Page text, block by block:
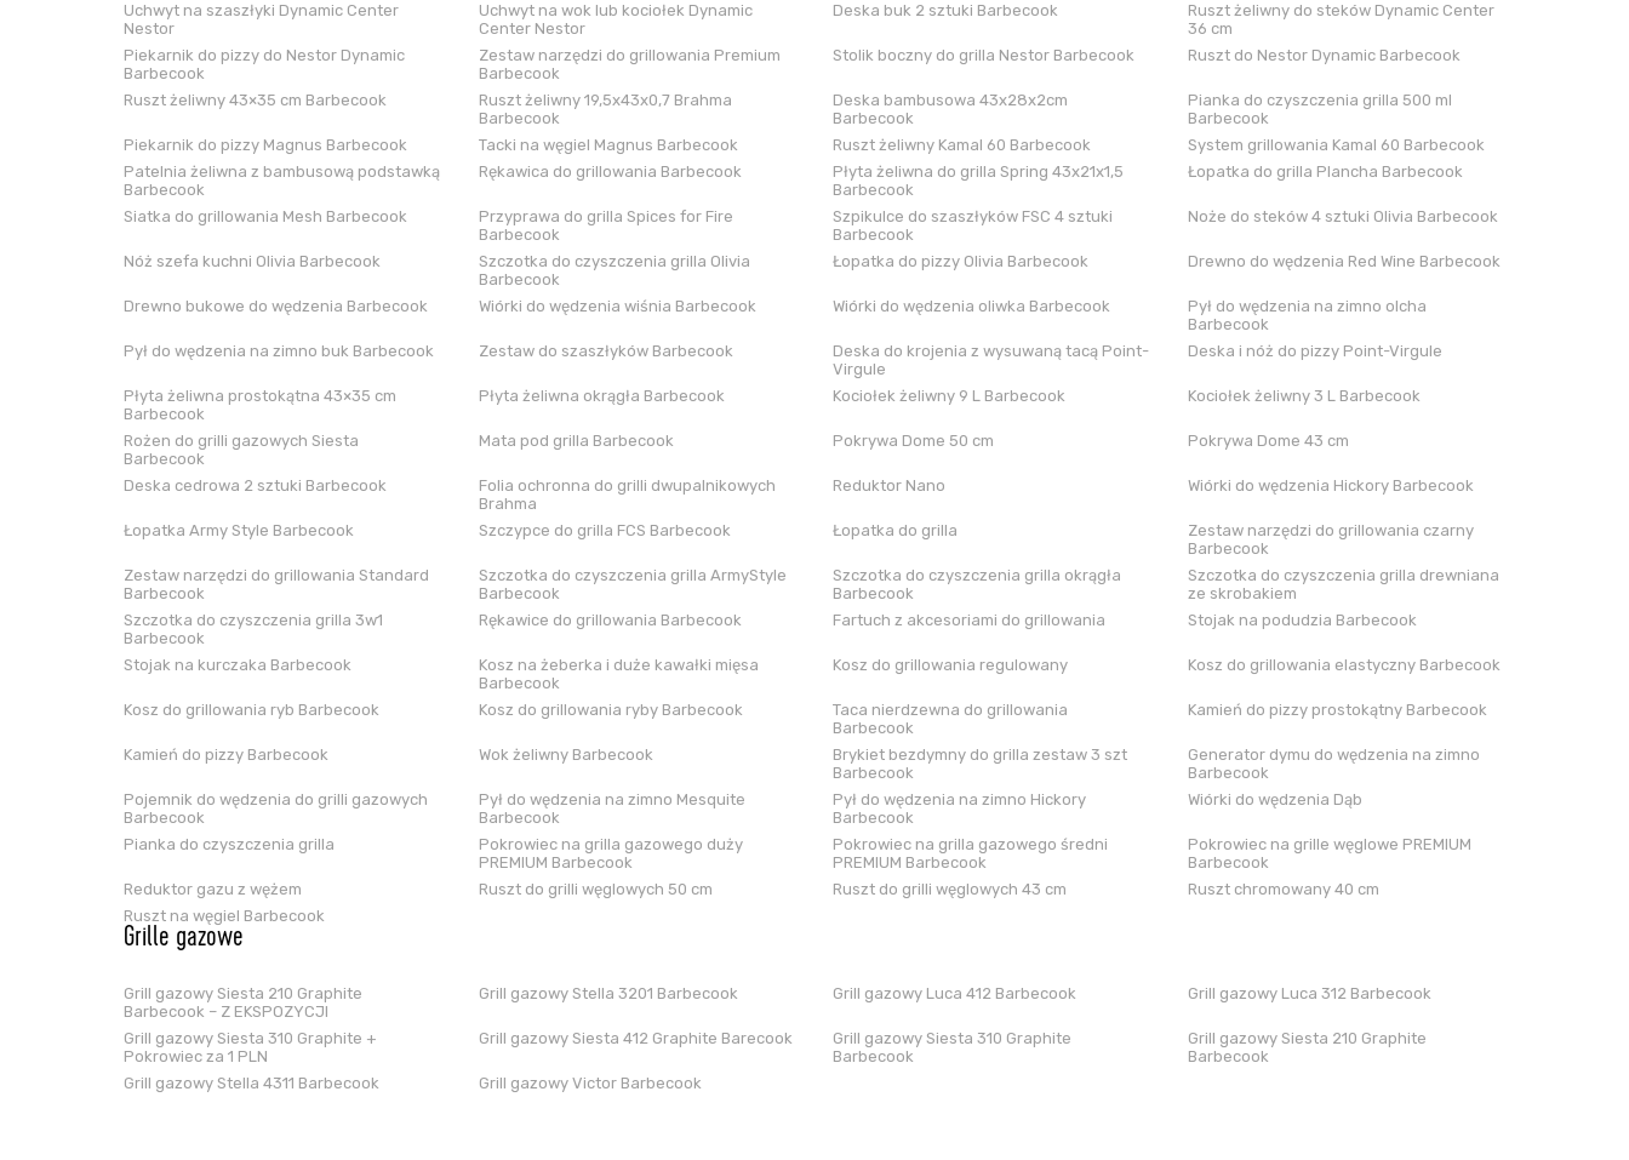
Uchwyt na szaszłyki Dynamic Center
Nestor
Uchwyt na wok lub kociołek Dynamic
Center Nestor
Deska buk 2 sztuki Barbecook
Ruszt żeliwny do steków Dynamic Center
36 cm
Piekarnik do pizzy do Nestor Dynamic
Barbecook
Zestaw narzędzi do grillowania Premium
Barbecook
Stolik boczny do grilla Nestor Barbecook Ruszt do Nestor Dynamic Barbecook
Ruszt żeliwny 43×35 cm Barbecook
Ruszt żeliwny 19,5x43x0,7 Brahma
Barbecook
Deska bambusowa 43x28x2cm
Barbecook
Pianka do czyszczenia grilla 500 ml
Barbecook
Piekarnik do pizzy Magnus Barbecook
Tacki na węgiel Magnus Barbecook Ruszt żeliwny Kamal 60 Barbecook
System grillowania Kamal 60 Barbecook
Patelnia żeliwna z bambusową podstawką
Barbecook
Rękawica do grillowania Barbecook
Płyta żeliwna do grilla Spring 43x21x1,5
Barbecook
Łopatka do grilla Plancha Barbecook
Siatka do grillowania Mesh Barbecook
Przyprawa do grilla Spices for Fire
Barbecook
Szpikulce do szaszłyków FSC 4 sztuki
Barbecook
Noże do steków 4 sztuki Olivia Barbecook
Nóż szefa kuchni Olivia Barbecook
Szczotka do czyszczenia grilla Olivia
Barbecook
Łopatka do pizzy Olivia Barbecook Drewno do wędzenia Red Wine Barbecook
Drewno bukowe do wędzenia Barbecook Wiórki do wędzenia wiśnia Barbecook Wiórki do wędzenia oliwka Barbecook
Pył do wędzenia na zimno olcha
Barbecook
Pył do wędzenia na zimno buk Barbecook
Zestaw do szaszłyków Barbecook
Deska do krojenia z wysuwaną tacą Point-
Virgule
Deska i nóż do pizzy Point-Virgule
Płyta żeliwna prostokątna 43×35 cm
Barbecook
Płyta żeliwna okrągła Barbecook Kociołek żeliwny 9 L Barbecook Kociołek żeliwny 3 L Barbecook
Rożen do grilli gazowych Siesta
Barbecook
Mata pod grilla Barbecook Pokrywa Dome 50 cm Pokrywa Dome 43 cm
Deska cedrowa 2 sztuki Barbecook
Folia ochronna do grilli dwupalnikowych
Brahma
Reduktor Nano Wiórki do wędzenia Hickory Barbecook
Łopatka Army Style Barbecook Szczypce do grilla FCS Barbecook Łopatka do grilla
Zestaw narzędzi do grillowania czarny
Barbecook
Zestaw narzędzi do grillowania Standard
Barbecook
Szczotka do czyszczenia grilla ArmyStyle
Barbecook
Szczotka do czyszczenia grilla okrągła
Barbecook
Szczotka do czyszczenia grilla drewniana
ze skrobakiem
Szczotka do czyszczenia grilla 3w1
Barbecook
Rękawice do grillowania Barbecook Fartuch z akcesoriami do grillowania Stojak na podudzia Barbecook
Stojak na kurczaka Barbecook
Kosz na żeberka i duże kawałki mięsa
Barbecook
Kosz do grillowania regulowany Kosz do grillowania elastyczny Barbecook
Kosz do grillowania ryb Barbecook Kosz do grillowania ryby Barbecook
Taca nierdzewna do grillowania
Barbecook
Kamień do pizzy prostokątny Barbecook
Kamień do pizzy Barbecook Wok żeliwny Barbecook
Brykiet bezdymny do grilla zestaw 3 szt
Barbecook
Generator dymu do wędzenia na zimno
Barbecook
Pojemnik do wędzenia do grilli gazowych
Barbecook
Pył do wędzenia na zimno Mesquite
Barbecook
Pył do wędzenia na zimno Hickory
Barbecook
Wiórki do wędzenia Dąb
Pianka do czyszczenia grilla
Pokrowiec na grilla gazowego duży
PREMIUM Barbecook
Pokrowiec na grilla gazowego średni
PREMIUM Barbecook
Pokrowiec na grille węglowe PREMIUM
Barbecook
Reduktor gazu z wężem
Ruszt do grilli węglowych 50 cm Ruszt do grilli węglowych 43 cm
Ruszt chromowany 40 cm
Ruszt na węgiel Barbecook
Grille gazowe
Grill gazowy Siesta 210 Graphite
Barbecook – Z EKSPOZYCJI
Grill gazowy Stella 3201 Barbecook Grill gazowy Luca 412 Barbecook Grill gazowy Luca 312 Barbecook
Grill gazowy Siesta 310 Graphite +
Pokrowiec za 1 PLN
Grill gazowy Siesta 412 Graphite Barecook
Grill gazowy Siesta 310 Graphite
Barbecook
Grill gazowy Siesta 210 Graphite
Barbecook
Grill gazowy Stella 4311 Barbecook
Grill gazowy Victor Barbecook